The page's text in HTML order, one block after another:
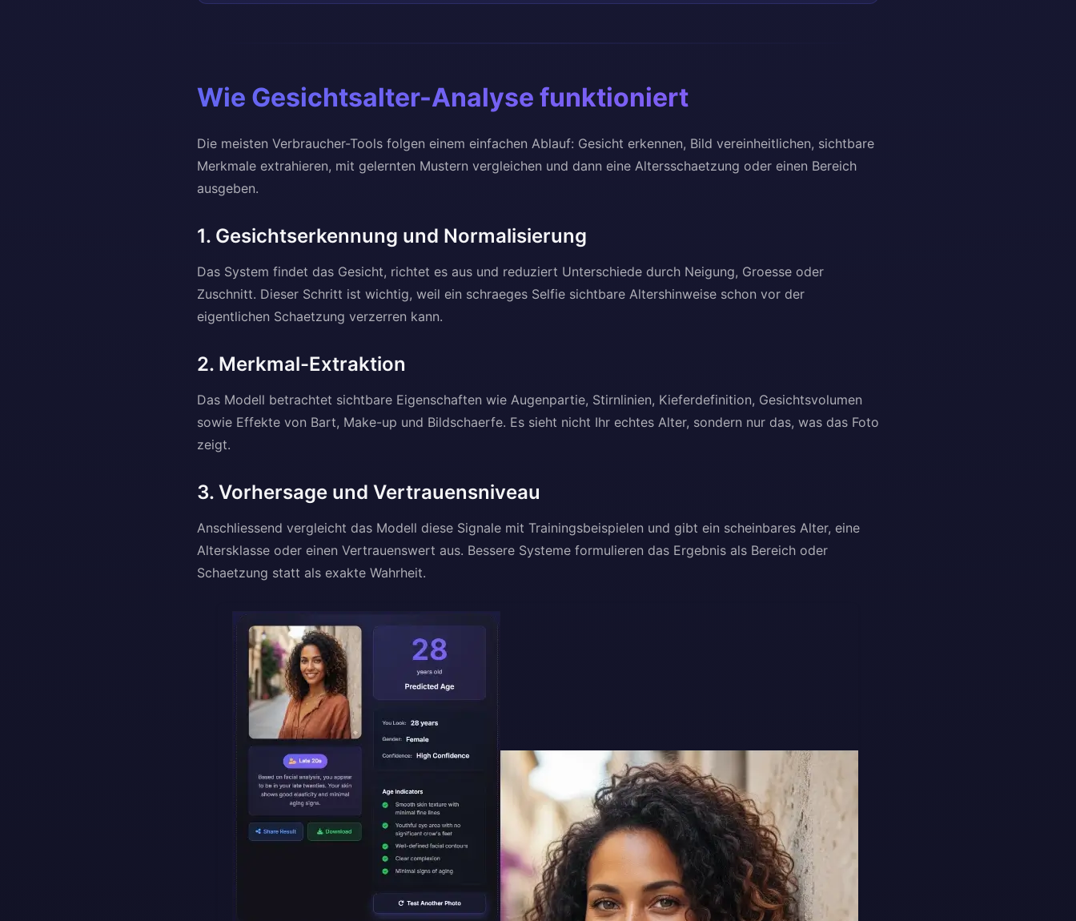
Wie Gesichtsalter-Analyse funktioniert
Die meisten Verbraucher-Tools folgen einem einfachen Ablauf: Gesicht erkennen, Bild vereinheitlichen, sichtbare
Merkmale extrahieren, mit gelernten Mustern vergleichen und dann eine Altersschaetzung oder einen Bereich
ausgeben.
1. Gesichtserkennung und Normalisierung
Das System findet das Gesicht, richtet es aus und reduziert Unterschiede durch Neigung, Groesse oder
Zuschnitt. Dieser Schritt ist wichtig, weil ein schraeges Selfie sichtbare Altershinweise schon vor der
eigentlichen Schaetzung verzerren kann.
2. Merkmal-Extraktion
Das Modell betrachtet sichtbare Eigenschaften wie Augenpartie, Stirnlinien, Kieferdefinition, Gesichtsvolumen
sowie Effekte von Bart, Make-up und Bildschaerfe. Es sieht nicht Ihr echtes Alter, sondern nur das, was das Foto
zeigt.
3. Vorhersage und Vertrauensniveau
Anschliessend vergleicht das Modell diese Signale mit Trainingsbeispielen und gibt ein scheinbares Alter, eine
Altersklasse oder einen Vertrauenswert aus. Bessere Systeme formulieren das Ergebnis als Bereich oder
Schaetzung statt als exakte Wahrheit.